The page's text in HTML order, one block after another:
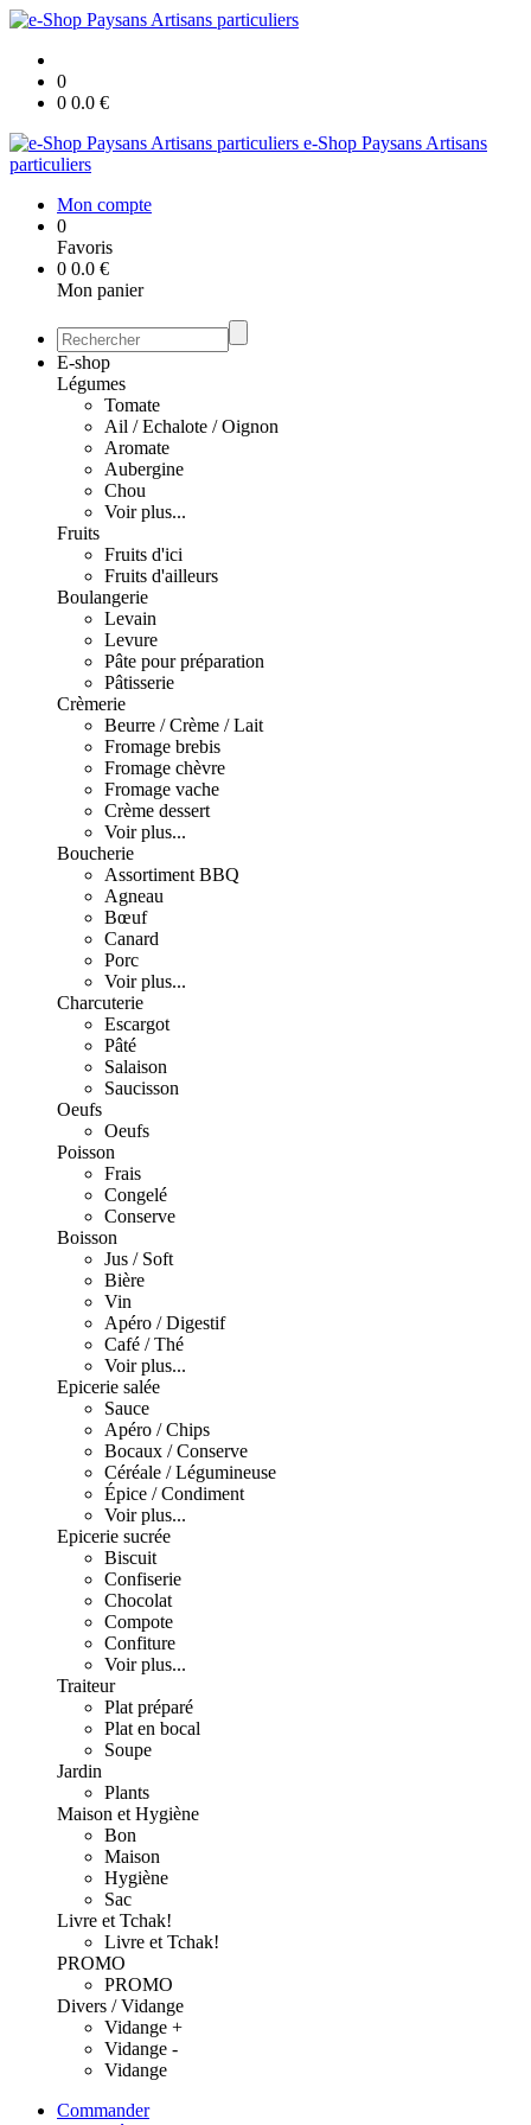
0
0 0.0 €
e-Shop Paysans Artisans
particuliers
Mon compte
0
Favoris
0 0.0 €
Mon panier
E-shop
Légumes
Tomate
Ail / Echalote / Oignon
Aromate
Aubergine
Chou
Voir plus...
Fruits
Fruits d'ici
Fruits d'ailleurs
Boulangerie
Levain
Levure
Pâte pour préparation
Pâtisserie
Crèmerie
Beurre / Crème / Lait
Fromage brebis
Fromage chèvre
Fromage vache
Crème dessert
Voir plus...
Boucherie
Assortiment BBQ
Agneau
Bœuf
Canard
Porc
Voir plus...
Charcuterie
Escargot
Pâté
Salaison
Saucisson
Oeufs
Oeufs
Poisson
Frais
Congelé
Conserve
Boisson
Jus / Soft
Bière
Vin
Apéro / Digestif
Café / Thé
Voir plus...
Epicerie salée
Sauce
Apéro / Chips
Bocaux / Conserve
Céréale / Légumineuse
Épice / Condiment
Voir plus...
Epicerie sucrée
Biscuit
Confiserie
Chocolat
Compote
Confiture
Voir plus...
Traiteur
Plat préparé
Plat en bocal
Soupe
Jardin
Plants
Maison et Hygiène
Bon
Maison
Hygiène
Sac
Livre et Tchak!
Livre et Tchak!
PROMO
PROMO
Divers / Vidange
Vidange +
Vidange -
Vidange
Commander